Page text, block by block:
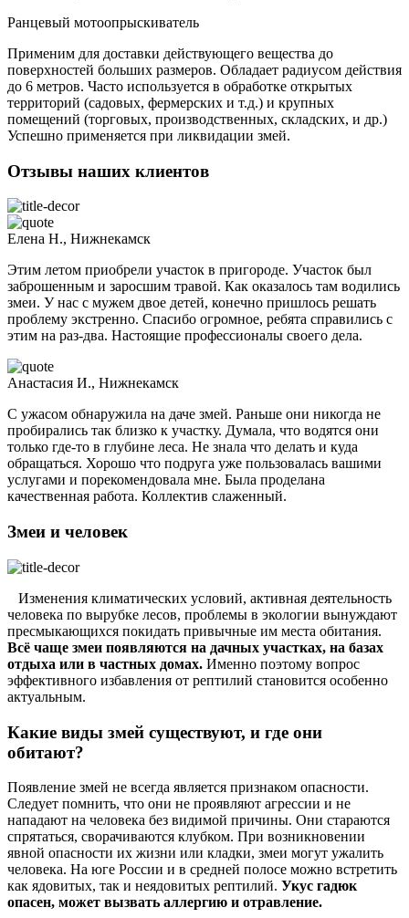
Ранцевый мотоопрыскиватель
Применим для доставки действующего вещества до
поверхностей больших размеров. Обладает радиусом действия
до 6 метров. Часто используется в обработке открытых
территорий (садовых, фермерских и т.д.) и крупных
помещений (торговых, производственных, складских, и др.)
Успешно применяется при ликвидации змей.
Отзывы наших клиентов
Елена Н., Нижнекамск
Этим летом приобрели участок в пригороде. Участок был
заброшенным и заросшим травой. Как оказалось там водились
змеи. У нас с мужем двое детей, конечно пришлось решать
проблему экстренно. Спасибо огромное, ребята справились с
этим на раз-два. Настоящие профессионалы своего дела.
Анастасия И., Нижнекамск
С ужасом обнаружила на даче змей. Раньше они никогда не
пробирались так близко к участку. Думала, что водятся они
только где-то в глубине леса. Не знала что делать и куда
обращаться. Хорошо что подруга уже пользовалась вашими
услугами и порекомендовала мне. Была проделана
качественная работа. Коллектив слаженный.
Змеи и человек
Изменения климатических условий, активная деятельность
человека по вырубке лесов, проблемы в экологии вынуждают
пресмыкающихся покидать привычные им места обитания.
Всё чаще змеи появляются на дачных участках, на базах
отдыха или в частных домах. Именно поэтому вопрос
эффективного избавления от рептилий становится особенно
актуальным.
Какие виды змей существуют, и где они
обитают?
Появление змей не всегда является признаком опасности.
Следует помнить, что они не проявляют агрессии и не
нападают на человека без видимой причины. Они стараются
спрятаться, сворачиваются клубком. При возникновении
явной опасности их жизни или кладки, змеи могут ужалить
человека. На юге России и в средней полосе можно встретить
как ядовитых, так и неядовитых рептилий. Укус гадюк
опасен, может вызвать аллергию и отравление.